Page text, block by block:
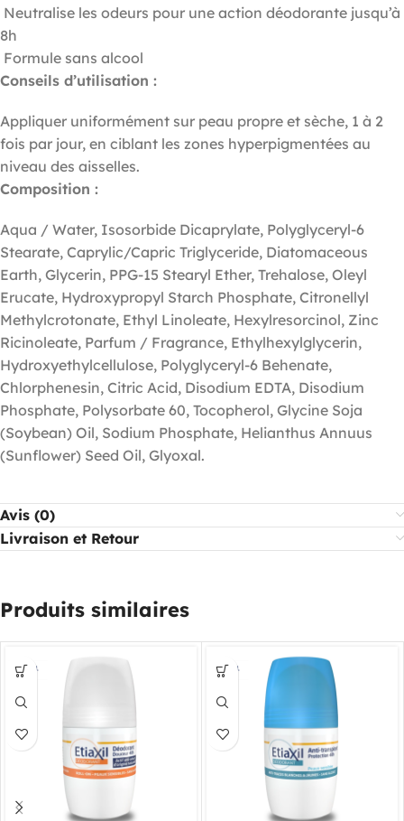
Neutralise les odeurs pour une action déodorante jusqu’à
8h
Formule sans alcool
Conseils d’utilisation :
Appliquer uniformément sur peau propre et sèche, 1 à 2
fois par jour, en ciblant les zones hyperpigmentées au
niveau des aisselles.
Composition :
Aqua / Water, Isosorbide Dicaprylate, Polyglyceryl-6
Stearate, Caprylic/Capric Triglyceride, Diatomaceous
Earth, Glycerin, PPG-15 Stearyl Ether, Trehalose, Oleyl
Erucate, Hydroxypropyl Starch Phosphate, Citronellyl
Methylcrotonate, Ethyl Linoleate, Hexylresorcinol, Zinc
Ricinoleate, Parfum / Fragrance, Ethylhexylglycerin,
Hydroxyethylcellulose, Polyglyceryl-6 Behenate,
Chlorphenesin, Citric Acid, Disodium EDTA, Disodium
Phosphate, Polysorbate 60, Tocopherol, Glycine Soja
(Soybean) Oil, Sodium Phosphate, Helianthus Annuus
(Sunflower) Seed Oil, Glyoxal.
Avis (0)
Livraison et Retour
Produits similaires